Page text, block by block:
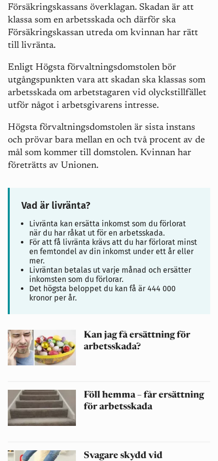
Försäkringskassans överklagan. Skadan är att
klassa som en arbetsskada och därför ska
Försäkringskassan utreda om kvinnan har rätt
till livränta.
Enligt Högsta förvaltningsdomstolen bör
utgångspunkten vara att skadan ska klassas som
arbetsskada om arbetstagaren vid olyckstillfället
utför något i arbetsgivarens intresse.
Högsta förvaltningsdomstolen är sista instans
och prövar bara mellan en och två procent av de
mål som kommer till domstolen. Kvinnan har
företrätts av Unionen.
Vad är livränta?
Livränta kan ersätta inkomst som du förlorat
när du har råkat ut för en arbetsskada.
För att få livränta krävs att du har förlorat minst
en femtondel av din inkomst under ett år eller
mer.
Livräntan betalas ut varje månad och ersätter
inkomsten som du förlorar.
Det högsta beloppet du kan få är 444 000
kronor per år.
Kan jag få ersättning för
arbetsskada?
Föll hemma – får ersättning
för arbetsskada
Svagare skydd vid